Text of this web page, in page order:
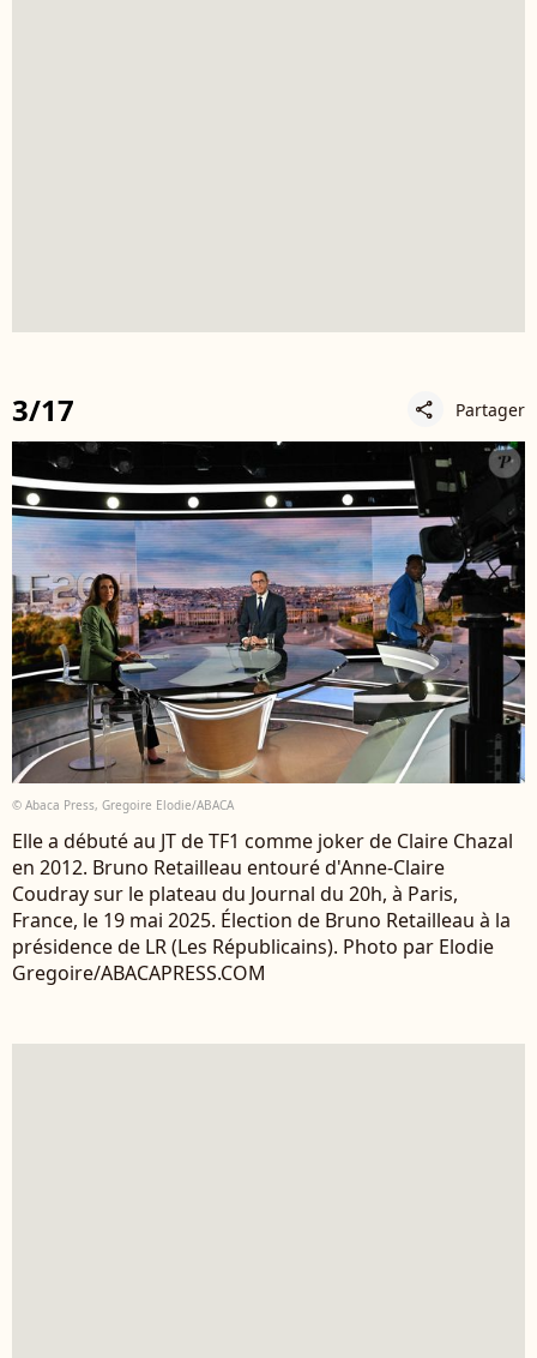
3/17 share Partager
© Abaca Press, Gregoire Elodie/ABACA
Elle a débuté au JT de TF1 comme joker de Claire Chazal
en 2012. Bruno Retailleau entouré d'Anne-Claire
Coudray sur le plateau du Journal du 20h, à Paris,
France, le 19 mai 2025. Élection de Bruno Retailleau à la
présidence de LR (Les Républicains). Photo par Elodie
Gregoire/ABACAPRESS.COM